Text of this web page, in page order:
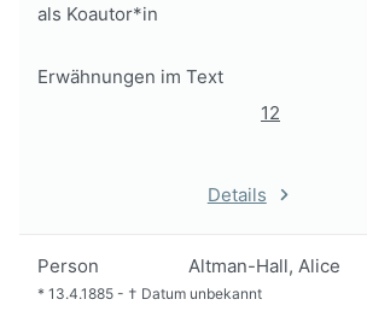
als Koautor*in
Erwähnungen im Text
12
Details
Person Altman-Hall, Alice
* 13.4.1885 - † Datum unbekannt